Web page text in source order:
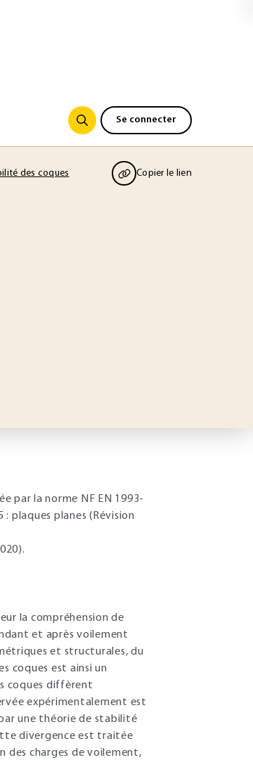
Se connecter
des coques Copier le lien
par la norme NF EN 1993-
plaques planes (Révision
la compréhension de
et après voilement
et structurales, du
coques est ainsi un
coques diffèrent
expérimentalement est
une théorie de stabilité
divergence est traitée
des charges de voilement,